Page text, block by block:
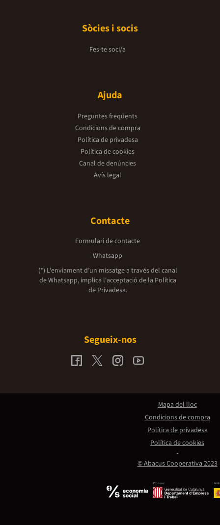
Sòcies i socis
Fes-te soci/a
Ajuda
Preguntes freqüents
Condicions de compra
Política de privadesa
Política de cookies
Canal de denúncies
Avís legal
Contacte
Formulari de contacte
Whatsapp
(*) L'enviament d’un missatge a través del canal
de Whatsapp, implica l'acceptació de la Política
de Privadesa.
Segueix-nos
Promou:
© Abacus Cooperativa 2023
Mapa del lloc
Condicions de compra
Política de privadesa
Política de cookies